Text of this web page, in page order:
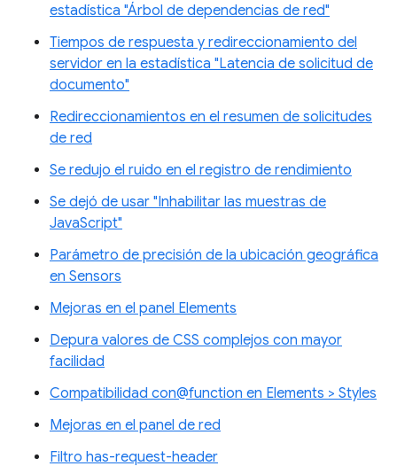
estadística "Árbol de dependencias de red"
Tiempos de respuesta y redireccionamiento del
servidor en la estadística "Latencia de solicitud de
documento"
Redireccionamientos en el resumen de solicitudes
de red
Se redujo el ruido en el registro de rendimiento
Se dejó de usar "Inhabilitar las muestras de
JavaScript"
Parámetro de precisión de la ubicación geográfica
en Sensors
Mejoras en el panel Elements
Depura valores de CSS complejos con mayor
facilidad
Compatibilidad con@function en Elements > Styles
Mejoras en el panel de red
Filtro has-request-header